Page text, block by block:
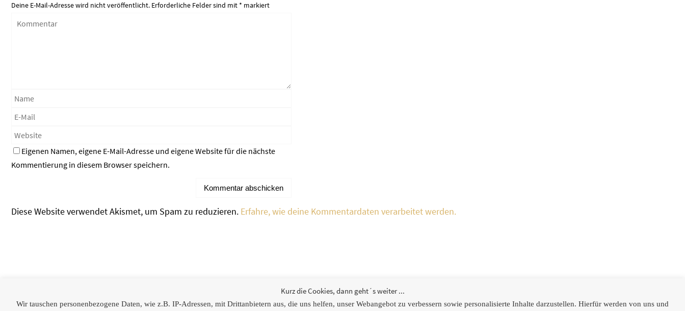
Deine E-Mail-Adresse wird nicht veröffentlicht. Erforderliche Felder sind mit * markiert
Eigenen Namen, eigene E-Mail-Adresse und eigene Website für die nächste
Kommentierung in diesem Browser speichern.
Diese Website verwendet Akismet, um Spam zu reduzieren. Erfahre, wie deine Kommentardaten verarbeitet werden.
weitere Links
Kurz die Cookies, dann geht´s weiter ...
Wir tauschen personenbezogene Daten, wie z.B. IP-Adressen, mit Drittanbietern aus, die uns helfen, unser Webangebot zu verbessern sowie personalisierte Inhalte darzustellen. Hierfür werden von uns und